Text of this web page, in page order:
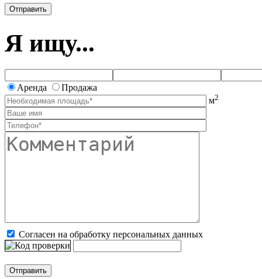
Я ищу...
Аренда
Продажа
м2
Согласен на обработку персональных данных